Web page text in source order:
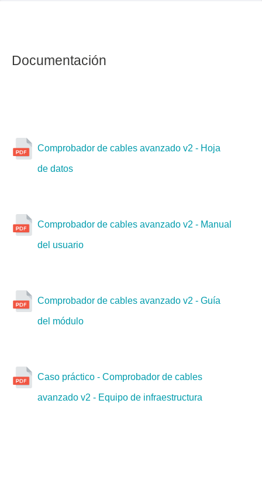
Documentación
Comprobador de cables avanzado v2 - Hoja
de datos
Comprobador de cables avanzado v2 - Manual
del usuario
Comprobador de cables avanzado v2 - Guía
del módulo
Caso práctico - Comprobador de cables
avanzado v2 - Equipo de infraestructura